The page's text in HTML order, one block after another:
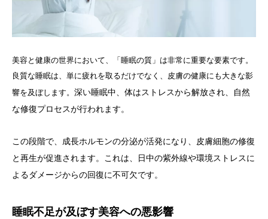
美容と健康の世界において、「睡眠の質」は非常に重要な要素です。
良質な睡眠は、単に疲れを取るだけでなく、皮膚の健康にも大きな影
響を及ぼします。 深い睡眠中、体はストレスから解放され、自然
な修復プロセスが行われます。
この段階で、成長ホルモンの分泌が活発になり、皮膚細胞の修復
と再生が促進されます。これは、日中の紫外線や環境ストレスに
よるダメージからの回復に不可欠です。
睡眠不足が及ぼす美容への悪影響